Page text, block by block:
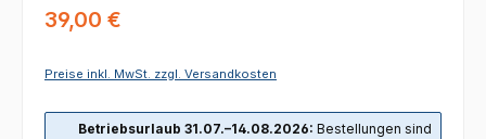
Regulärer Preis:
39,00 €
Preise inkl. MwSt. zzgl. Versandkosten
Betriebsurlaub 31.07.–14.08.2026: Bestellungen sind